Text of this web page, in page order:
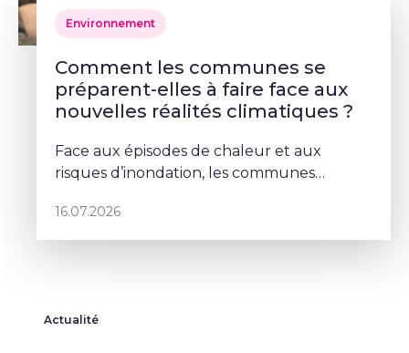
Environnement
Comment les communes se
préparent-elles à faire face aux
nouvelles réalités climatiques ?
Face aux épisodes de chaleur et aux
risques d’inondation, les communes
Schaerbeek, Deborah Lorenzino mise sur la
végétalisation et la participation cito
16.07.2026
Actualité